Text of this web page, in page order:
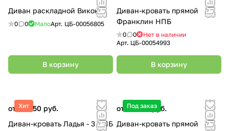
Диван раскладной Виконт
0 0 МалоАрт. ЦБ-00056805
В корзину
Диван-кровать прямой
Франклин НПБ
0 0
Нет в наличии
Арт. ЦБ-00054993
В корзину
Хит
от 55 950 руб.
Диван-кровать Ладья - 3 НПБ
Под заказ
от 57 900 руб.
Диван-кровать прямой